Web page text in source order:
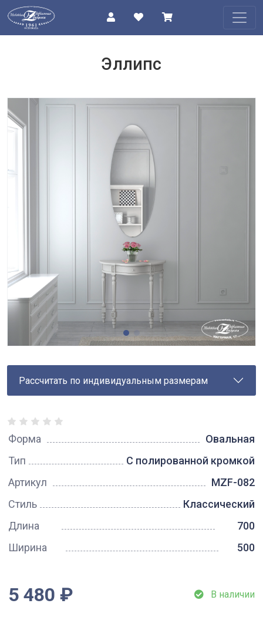
ПРОЕКТЫ
Эллипс
Рассчитать по индивидуальным размерам
Форма
Овальная
Тип
С полированной кромкой
Артикул
MZF-082
Стиль
Классический
Длина
700
Ширина
500
5 480 ₽ В наличии